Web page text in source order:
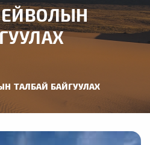
ТАЛБАЙ БАЙГУУЛАХ